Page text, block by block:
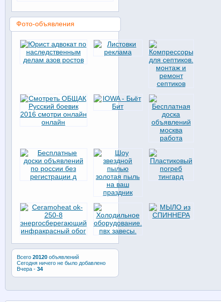
Фото-объявления
Всего 20120объявлений
Сегодня ничего не было добавлено
Вчера - 34